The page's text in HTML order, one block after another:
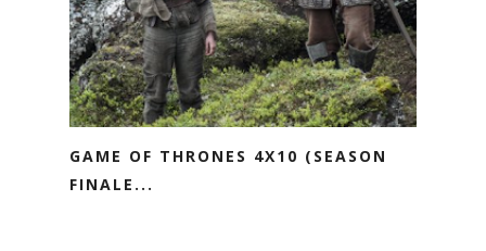
GAME OF THRONES 4X10 (SEASON
FINALE...